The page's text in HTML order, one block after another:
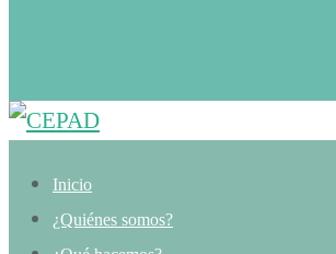
Inicio
¿Quiénes somos?